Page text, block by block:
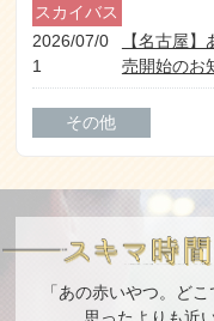
9
咲学園TOKIMEKI
スカイバス スカイバ
その他
2019/11/ 新型スカイバ
始のお知らせ
スカイバス
2019/09/11
【2019年
運行開始
スカイバス
2026/07/0
1
【名古屋
売開始のお
その他
スカイダ
2026/06/0 【スカイダ
知らせ（6/8
「あの赤いやつ。ど
思ったよりも近